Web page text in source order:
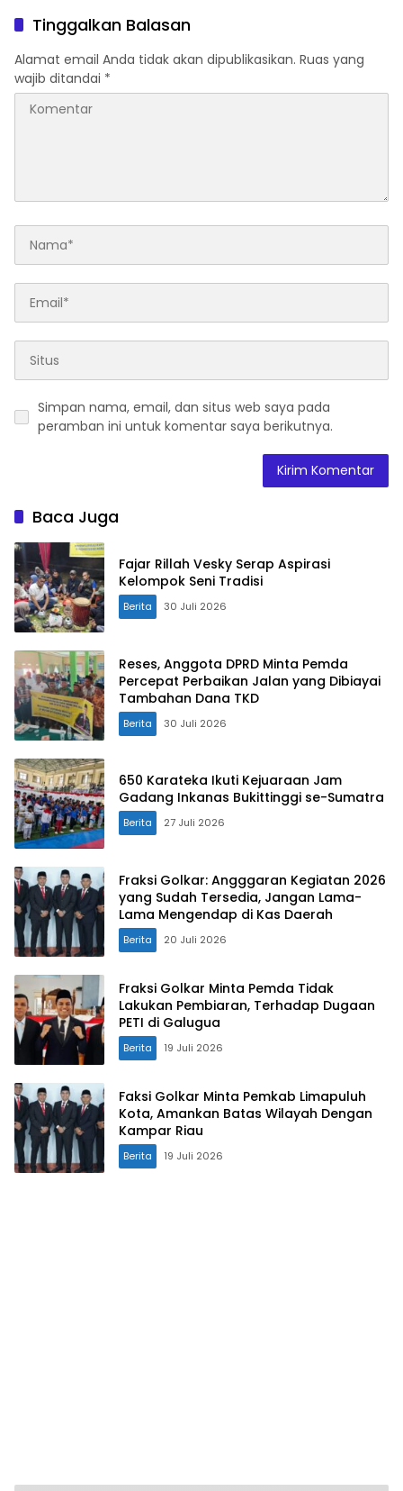
Tinggalkan Balasan
Alamat email Anda tidak akan dipublikasikan. Ruas yang
wajib ditandai *
Simpan nama, email, dan situs web saya pada
peramban ini untuk komentar saya berikutnya.
Baca Juga
Fajar Rillah Vesky Serap Aspirasi
Kelompok Seni Tradisi
Berita 30 Juli 2026
Reses, Anggota DPRD Minta Pemda
Percepat Perbaikan Jalan yang Dibiayai
Tambahan Dana TKD
Berita 30 Juli 2026
650 Karateka Ikuti Kejuaraan Jam
Gadang Inkanas Bukittinggi se-Sumatra
Berita 27 Juli 2026
Fraksi Golkar: Angggaran Kegiatan 2026
yang Sudah Tersedia, Jangan Lama-
Lama Mengendap di Kas Daerah
Berita 20 Juli 2026
Fraksi Golkar Minta Pemda Tidak
Lakukan Pembiaran, Terhadap Dugaan
PETI di Galugua
Berita 19 Juli 2026
Faksi Golkar Minta Pemkab Limapuluh
Kota, Amankan Batas Wilayah Dengan
Kampar Riau
Berita 19 Juli 2026